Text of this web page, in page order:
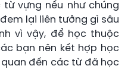
vựng nếu như chúng
lại liên tưởng gì sâu
vì vậy, để học thuộc
bạn nên kết hợp học
đến các từ đã học